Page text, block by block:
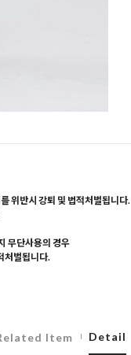
위반시 강퇴 및 법적처벌됩니다.
무단사용의 경우
처벌됩니다.
Item Detail